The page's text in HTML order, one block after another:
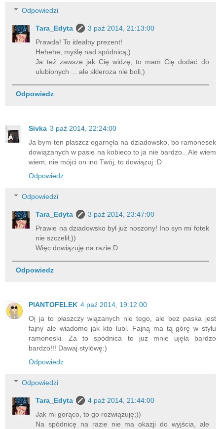
Odpowiedzi
Tara_Edyta
3 paź 2014, 21:13:00
Prawda! To idealny prezent!
Hehehe, myślę nad spódnicą;)
Ja też zawsze jak Cię widzę, to mam Cię dodać do
ulubionych ... ale skleroza nie boli;)
Odpowiedz
Sivka 3 paź 2014, 22:24:00
Ja bym ten płaszcz ogarnęła na dziadowsko, bo ramonesek
dowiązanych w pasie na kobieco to ja nie bardzo...Ale wiem
wiem, nie mójci on ino Twój, to dowiązuj :D
Odpowiedz
Odpowiedzi
Tara_Edyta
3 paź 2014, 23:47:00
Prawie na dziadowsko był już noszony! Ino syn mi fotek
nie szczelił;))
Więc dowiązuję na razie:D
Odpowiedz
PlANTOFELEK 4 paź 2014, 19:12:00
Oj ja to płaszczy wiązanych nie tego, ale bez paska jest
fajny ale wiadomo jak kto lubi. Fajną ma tą górę w stylu
ramoneski. Za to spódnica to już mnie ujęła bardzo
bardzo!!! Dawaj stylówę:)
Odpowiedz
Odpowiedzi
Tara_Edyta
4 paź 2014, 21:44:00
Jak mi gorąco, to go rozwiązuję;))
Na spódnicę na razie nie ma okazji do wyjścia, ale